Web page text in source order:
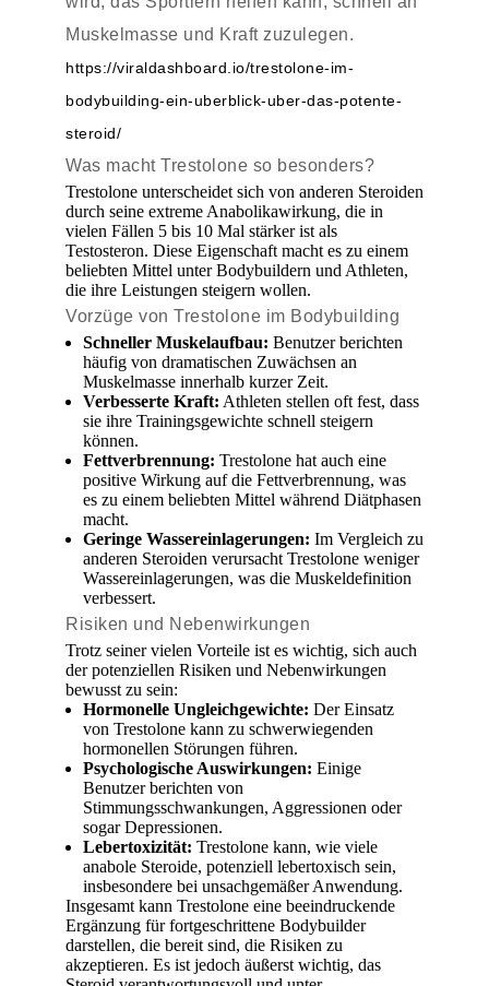
Muskelmasse und Kraft zuzulegen.
https://viraldashboard.io/trestolone-im-
bodybuilding-ein-uberblick-uber-das-potente-
steroid/
Was macht Trestolone so besonders?
Trestolone unterscheidet sich von anderen Steroiden
durch seine extreme Anabolikawirkung, die in
vielen Fällen 5 bis 10 Mal stärker ist als
Testosteron. Diese Eigenschaft macht es zu einem
beliebten Mittel unter Bodybuildern und Athleten,
die ihre Leistungen steigern wollen.
Vorzüge von Trestolone im Bodybuilding
Schneller Muskelaufbau: Benutzer berichten
häufig von dramatischen Zuwächsen an
Muskelmasse innerhalb kurzer Zeit.
Verbesserte Kraft: Athleten stellen oft fest, dass
sie ihre Trainingsgewichte schnell steigern
können.
Fettverbrennung: Trestolone hat auch eine
positive Wirkung auf die Fettverbrennung, was
es zu einem beliebten Mittel während Diätphasen
macht.
Geringe Wassereinlagerungen: Im Vergleich zu
anderen Steroiden verursacht Trestolone weniger
Wassereinlagerungen, was die Muskeldefinition
verbessert.
Risiken und Nebenwirkungen
Trotz seiner vielen Vorteile ist es wichtig, sich auch
der potenziellen Risiken und Nebenwirkungen
bewusst zu sein:
Hormonelle Ungleichgewichte: Der Einsatz
von Trestolone kann zu schwerwiegenden
hormonellen Störungen führen.
Psychologische Auswirkungen: Einige
Benutzer berichten von
Stimmungsschwankungen, Aggressionen oder
sogar Depressionen.
Lebertoxizität: Trestolone kann, wie viele
anabole Steroide, potenziell lebertoxisch sein,
insbesondere bei unsachgemäßer Anwendung.
Insgesamt kann Trestolone eine beeindruckende
Ergänzung für fortgeschrittene Bodybuilder
darstellen, die bereit sind, die Risiken zu
akzeptieren. Es ist jedoch äußerst wichtig, das